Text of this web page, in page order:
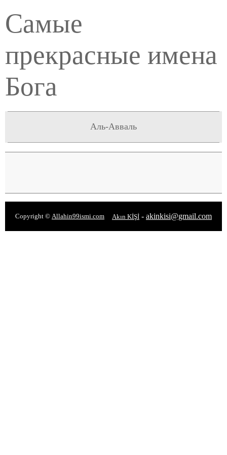
Самые
прекрасные имена
Бога
Аль-Авваль
Copyright © Allahin99ismi.com Akın KİŞİ - akinkisi@gmail.com